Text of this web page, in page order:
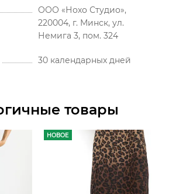
ООО «Нохо Студио»,
220004, г. Минск, ул.
Немига 3, пом. 324
30 календарных дней
товары
НОВОЕ